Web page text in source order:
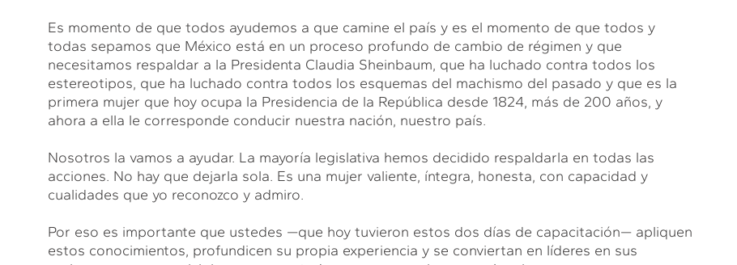
Es momento de que todos ayudemos a que camine el país y es el momento de que todos y
todas sepamos que México está en un proceso profundo de cambio de régimen y que
necesitamos respaldar a la Presidenta Claudia Sheinbaum, que ha luchado contra todos los
estereotipos, que ha luchado contra todos los esquemas del machismo del pasado y que es la
primera mujer que hoy ocupa la Presidencia de la República desde 1824, más de 200 años, y
ahora a ella le corresponde conducir nuestra nación, nuestro país.
Nosotros la vamos a ayudar. La mayoría legislativa hemos decidido respaldarla en todas las
acciones. No hay que dejarla sola. Es una mujer valiente, íntegra, honesta, con capacidad y
cualidades que yo reconozco y admiro.
Por eso es importante que ustedes —que hoy tuvieron estos dos días de capacitación— apliquen
estos conocimientos, profundicen su propia experiencia y se conviertan en líderes en sus